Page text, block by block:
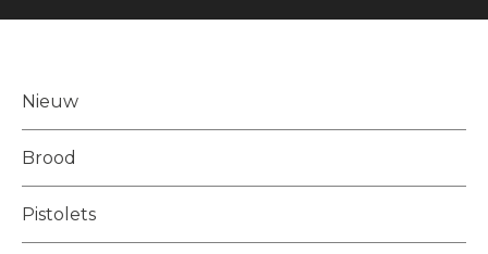
Nieuw
Brood
Pistolets